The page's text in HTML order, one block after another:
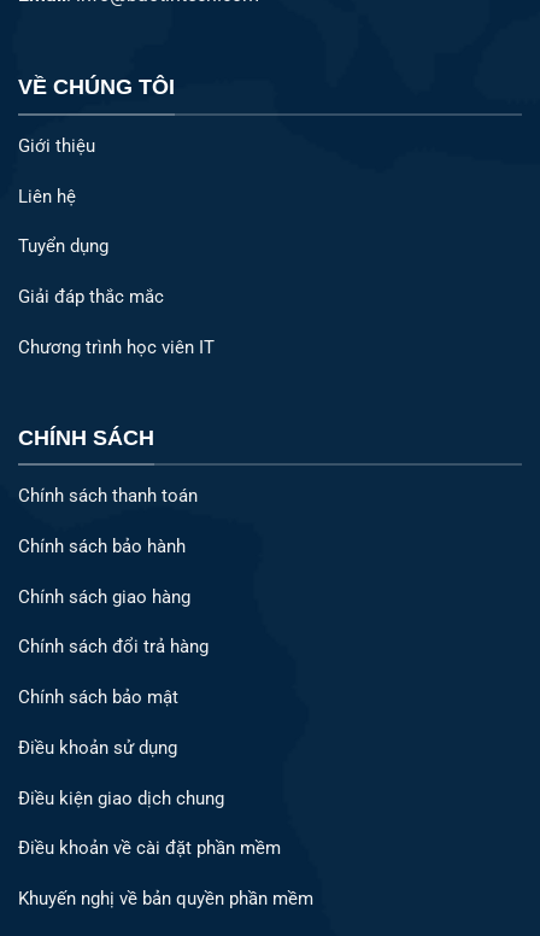
VỀ CHÚNG TÔI
Giới thiệu
Liên hệ
Tuyển dụng
Giải đáp thắc mắc
Chương trình học viên IT
CHÍNH SÁCH
Chính sách thanh toán
Chính sách bảo hành
Chính sách giao hàng
Chính sách đổi trả hàng
Chính sách bảo mật
Điều khoản sử dụng
Điều kiện giao dịch chung
Điều khoản về cài đặt phần mềm
Khuyến nghị về bản quyền phần mềm